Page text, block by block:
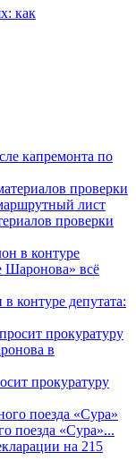
как
капремонта по
проверки
контуре депутата:
прокуратуру
поезда «Сура»...